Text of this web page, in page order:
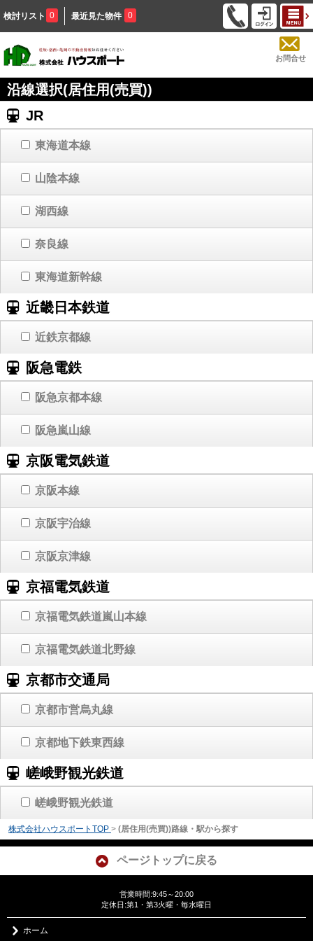
検討リスト 0 最近見た物件 0
お問合せ
沿線選択(居住用(売買))
JR
東海道本線
山陰本線
湖西線
奈良線
東海道新幹線
近畿日本鉄道
近鉄京都線
阪急電鉄
阪急京都本線
阪急嵐山線
京阪電気鉄道
京阪本線
京阪宇治線
京阪京津線
京福電気鉄道
京福電気鉄道嵐山本線
京福電気鉄道北野線
京都市交通局
京都市営烏丸線
京都地下鉄東西線
嵯峨野観光鉄道
嵯峨野観光鉄道
株式会社ハウスポートTOP > (居住用(売買))路線・駅から探す
ページトップに戻る
営業時間:9:45～20:00
定休日:第1・第3火曜・毎水曜日
ホーム